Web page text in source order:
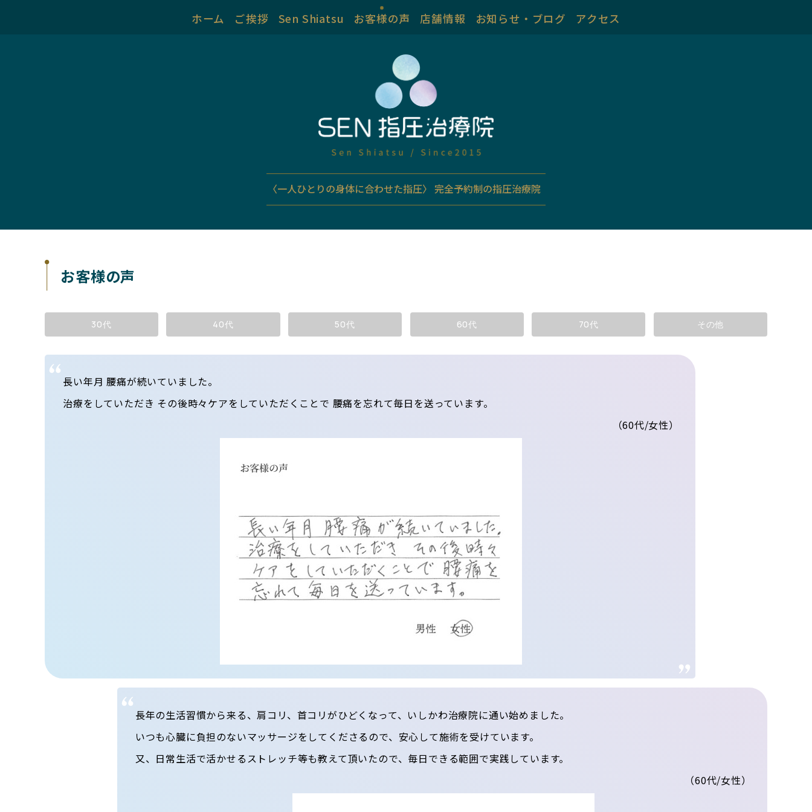
ホーム ご挨拶 Sen Shiatsu お客様の声 店舗情報 お知らせ・ブログ アクセス
〈一人ひとりの身体に合わせた指圧〉 完全予約制の指圧治療院
お客様の声
30代 40代 50代 60代 70代 その他
長い年月 腰痛が続いていました。
治療をしていただき その後時々ケアをしていただくことで 腰痛を忘れて毎日を送っています。
（60代/女性）
長年の生活習慣から来る、肩コリ、首コリがひどくなって、いしかわ治療院に通い始めました。
いつも心臓に負担のないマッサージをしてくださるので、安心して施術を受けています。
又、日常生活で活かせるストレッチ等も教えて頂いたので、毎日できる範囲で実践しています。
（60代/女性）